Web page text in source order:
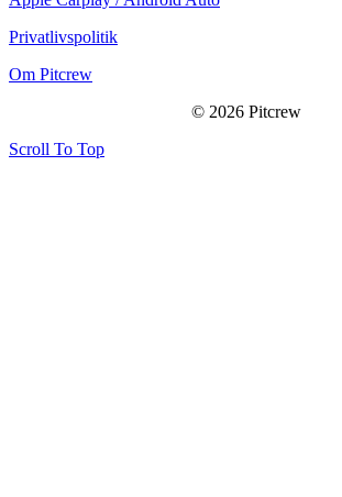
Privatlivspolitik
Om Pitcrew
© 2026 Pitcrew
Scroll To Top